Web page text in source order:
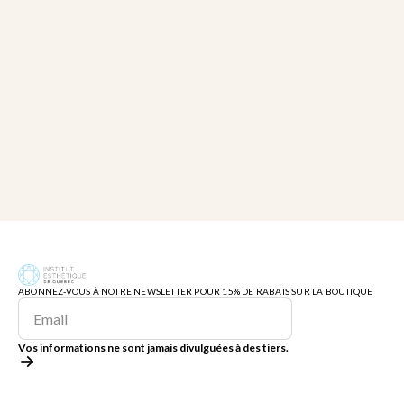
ABONNEZ-VOUS À NOTRE NEWSLETTER POUR 15% DE RABAIS SUR LA BOUTIQUE
Vos informations ne sont jamais divulguées à des tiers.